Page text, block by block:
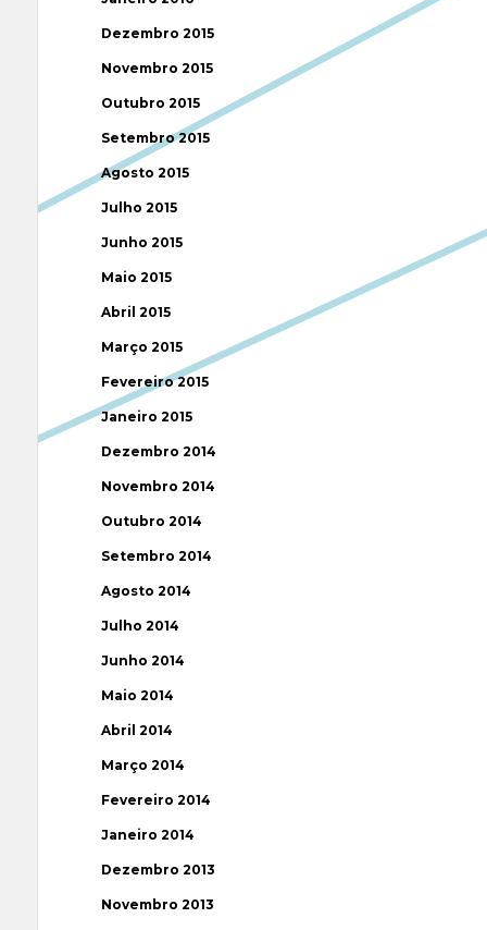
Dezembro 2015
Novembro 2015
Outubro 2015
Setembro 2015
Agosto 2015
Julho 2015
Junho 2015
Maio 2015
Abril 2015
Março 2015
Fevereiro 2015
Janeiro 2015
Dezembro 2014
Novembro 2014
Outubro 2014
Setembro 2014
Agosto 2014
Julho 2014
Junho 2014
Maio 2014
Abril 2014
Março 2014
Fevereiro 2014
Janeiro 2014
Dezembro 2013
Novembro 2013